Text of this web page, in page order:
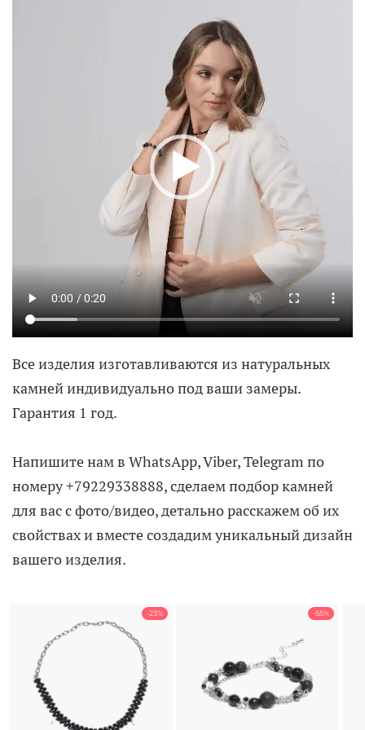
Все изделия изготавливаются из натуральных
камней индивидуально под ваши замеры.
Гарантия 1 год.
Напишите нам в WhatsApp, Viber, Telegram по
номеру +79229338888, сделаем подбор камней
для вас с фото/видео, детально расскажем об их
свойствах и вместе создадим уникальный дизайн
вашего изделия.
-23% -55%